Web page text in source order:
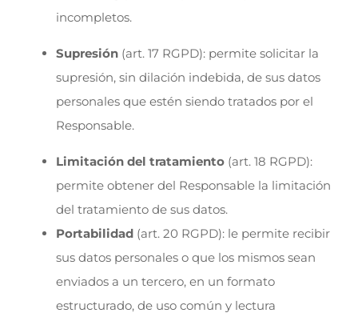
incompletos.
Supresión (art. 17 RGPD): permite solicitar la
supresión, sin dilación indebida, de sus datos
personales que estén siendo tratados por el
Responsable.
Limitación del tratamiento (art. 18 RGPD):
permite obtener del Responsable la limitación
del tratamiento de sus datos.
Portabilidad (art. 20 RGPD): le permite recibir
sus datos personales o que los mismos sean
enviados a un tercero, en un formato
estructurado, de uso común y lectura